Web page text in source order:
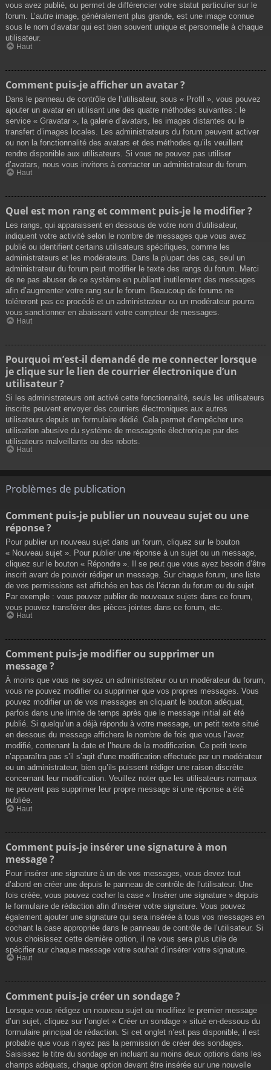
vous avez publié, ou permet de différencier votre statut particulier sur le
forum. L’autre image, généralement plus grande, est une image connue
sous le nom d’avatar qui est bien souvent unique et personnelle à chaque
utilisateur.
Haut
Comment puis-je afficher un avatar ?
Dans le panneau de contrôle de l’utilisateur, sous « Profil », vous pouvez
ajouter un avatar en utilisant une des quatre méthodes suivantes : le
service « Gravatar », la galerie d’avatars, les images distantes ou le
transfert d’images locales. Les administrateurs du forum peuvent activer
ou non la fonctionnalité des avatars et des méthodes qu’ils veuillent
rendre disponible aux utilisateurs. Si vous ne pouvez pas utiliser
d’avatars, nous vous invitons à contacter un administrateur du forum.
Haut
Quel est mon rang et comment puis-je le modifier ?
Les rangs, qui apparaissent en dessous de votre nom d’utilisateur,
indiquent votre activité selon le nombre de messages que vous avez
publié ou identifient certains utilisateurs spécifiques, comme les
administrateurs et les modérateurs. Dans la plupart des cas, seul un
administrateur du forum peut modifier le texte des rangs du forum. Merci
de ne pas abuser de ce système en publiant inutilement des messages
afin d’augmenter votre rang sur le forum. Beaucoup de forums ne
toléreront pas ce procédé et un administrateur ou un modérateur pourra
vous sanctionner en abaissant votre compteur de messages.
Haut
Pourquoi m’est-il demandé de me connecter lorsque
je clique sur le lien de courrier électronique d’un
utilisateur ?
Si les administrateurs ont activé cette fonctionnalité, seuls les utilisateurs
inscrits peuvent envoyer des courriers électroniques aux autres
utilisateurs depuis un formulaire dédié. Cela permet d’empêcher une
utilisation abusive du système de messagerie électronique par des
utilisateurs malveillants ou des robots.
Haut
Problèmes de publication
Comment puis-je publier un nouveau sujet ou une
réponse ?
Pour publier un nouveau sujet dans un forum, cliquez sur le bouton
« Nouveau sujet ». Pour publier une réponse à un sujet ou un message,
cliquez sur le bouton « Répondre ». Il se peut que vous ayez besoin d’être
inscrit avant de pouvoir rédiger un message. Sur chaque forum, une liste
de vos permissions est affichée en bas de l’écran du forum ou du sujet.
Par exemple : vous pouvez publier de nouveaux sujets dans ce forum,
vous pouvez transférer des pièces jointes dans ce forum, etc.
Haut
Comment puis-je modifier ou supprimer un
message ?
À moins que vous ne soyez un administrateur ou un modérateur du forum,
vous ne pouvez modifier ou supprimer que vos propres messages. Vous
pouvez modifier un de vos messages en cliquant le bouton adéquat,
parfois dans une limite de temps après que le message initial ait été
publié. Si quelqu’un a déjà répondu à votre message, un petit texte situé
en dessous du message affichera le nombre de fois que vous l’avez
modifié, contenant la date et l’heure de la modification. Ce petit texte
n’apparaîtra pas s’il s’agit d’une modification effectuée par un modérateur
ou un administrateur, bien qu’ils puissent rédiger une raison discrète
concernant leur modification. Veuillez noter que les utilisateurs normaux
ne peuvent pas supprimer leur propre message si une réponse a été
publiée.
Haut
Comment puis-je insérer une signature à mon
message ?
Pour insérer une signature à un de vos messages, vous devez tout
d’abord en créer une depuis le panneau de contrôle de l’utilisateur. Une
fois créée, vous pouvez cocher la case « Insérer une signature » depuis
le formulaire de rédaction afin d’insérer votre signature. Vous pouvez
également ajouter une signature qui sera insérée à tous vos messages en
cochant la case appropriée dans le panneau de contrôle de l’utilisateur. Si
vous choisissez cette dernière option, il ne vous sera plus utile de
spécifier sur chaque message votre souhait d’insérer votre signature.
Haut
Comment puis-je créer un sondage ?
Lorsque vous rédigez un nouveau sujet ou modifiez le premier message
d’un sujet, cliquez sur l’onglet « Créer un sondage » situé en-dessous du
formulaire principal de rédaction. Si cet onglet n’est pas disponible, il est
probable que vous n’ayez pas la permission de créer des sondages.
Saisissez le titre du sondage en incluant au moins deux options dans les
champs adéquats, chaque option devant être insérée sur une nouvelle